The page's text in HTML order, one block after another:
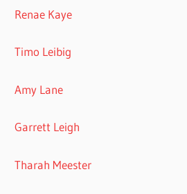
Renae Kaye
Timo Leibig
Amy Lane
Garrett Leigh
Tharah Meester